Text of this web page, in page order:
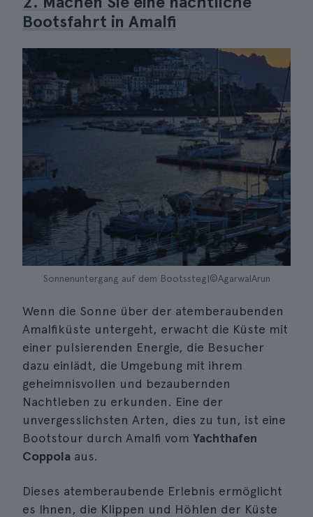
Bootsfahrt in Amalfi
Sonnenuntergang auf dem Bootssteg|©AgarwalArun
Wenn die Sonne über der atemberaubenden
Amalfiküste untergeht, erwacht die Küste mit
einer pulsierenden Energie, die Besucher
dazu einlädt, die Umgebung mit ihrem
geheimnisvollen und bezaubernden
Nachtleben zu erkunden. Eine der
unvergesslichsten Arten, dies zu tun, ist eine
Bootstour durch Amalfi vom Yachthafen
Coppola aus.
Dieses atemberaubende Erlebnis ermöglicht
es Ihnen, die Klippen und Höhlen der Küste